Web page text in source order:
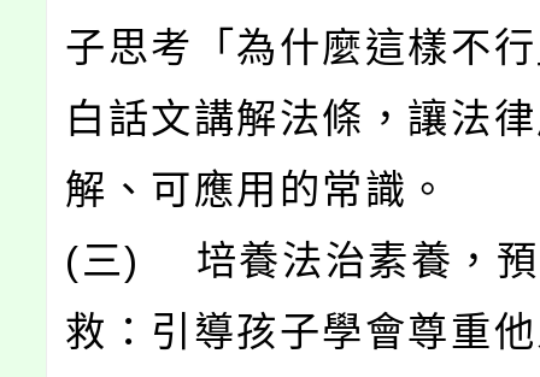
子思考「為什麼這樣不
白話文講解法條，讓法
解、可應用的常識。
(三) 培養法治素養，預
救：引導孩子學會尊重